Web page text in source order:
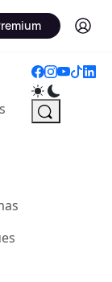
Log in